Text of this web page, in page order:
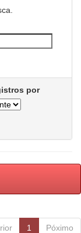
por
1 Póximo